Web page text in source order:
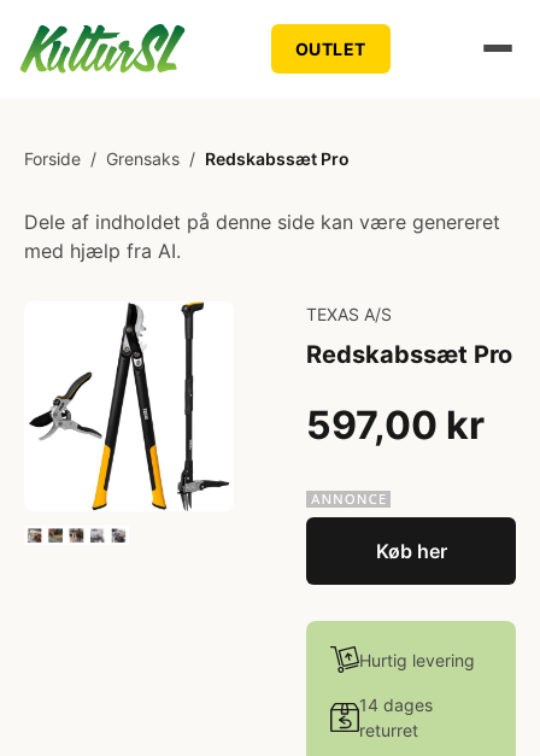
OUTLET
Forside / Grensaks / Redskabssæt Pro
Dele af indholdet på denne side kan være genereret
med hjælp fra AI.
TEXAS A/S
Redskabssæt Pro
597,00 kr
Køb her
Hurtig levering
14 dages
returret